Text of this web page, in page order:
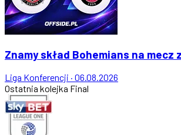
Znamy skład Bohemians na mecz
Liga Konferencji · 06.08.2026
Ostatnia kolejka Final